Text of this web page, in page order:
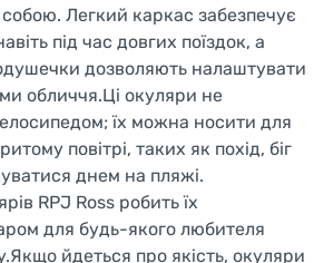
Легкий каркас забезпечує
під час довгих поїздок, а
дозволяють налаштувати
обличчя.Ці окуляри не
їх можна носити для
повітрі, таких як похід, біг
днем на пляжі.
RPJ Ross робить їх
для будь-якого любителя
йдеться про якість, окуляри